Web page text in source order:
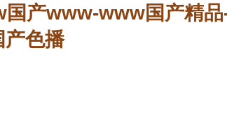
产www-www国产精
色播